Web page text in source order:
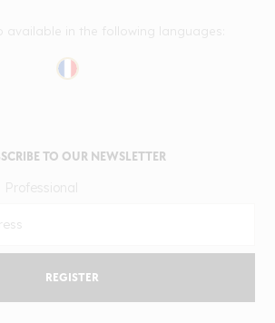
TO OUR NEWSLETTER
REGISTER